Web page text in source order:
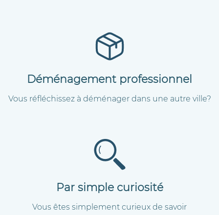
Déménagement professionnel
Vous réfléchissez à déménager dans une autre ville?
Par simple curiosité
Vous êtes simplement curieux de savoir